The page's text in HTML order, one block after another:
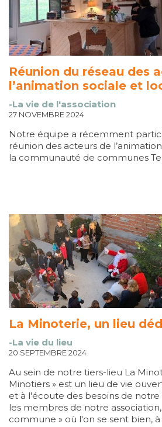
Réunion du réseau des
l’animation sociale et
-La vie de l'association
27 NOVEMBRE 2024
Notre équipe a récemment
réunion des acteurs de
la communauté de communes
La Minoterie, un lieu
-La vie du lieu
20 SEPTEMBRE 2024
Au sein de notre tiers-lieu La
Minotiers » est un lieu de vie
et à l'écoute des besoins de
les membres de notre association,
commune » où l'on se sent bien,